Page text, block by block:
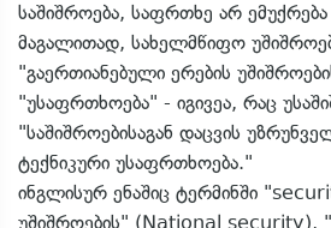
საშიშროება, საფრთხე არ ემუქრება
მაგალითად, სახელმწიფო
"გაერთიანებული ერების
"უსაფრთხოება" - იგივეა, რაც
"საშიშროებისაგან დაცვის
ტექნიკური უსაფრთხოება."
ინგლისურ ენაშიც ტერმინში
უშიშროების" (National security),